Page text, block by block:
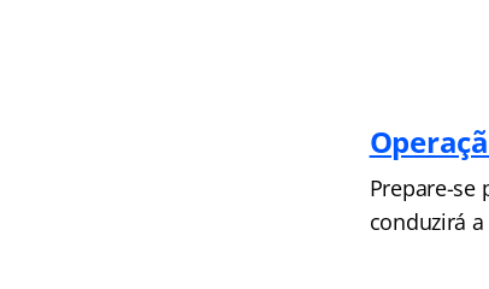
Prepare-se
conduzirá